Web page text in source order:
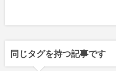
同じタグを持つ記事です